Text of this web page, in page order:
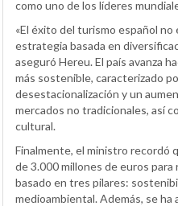
como uno de los líderes
«El éxito del turismo español no
estrategia basada en
aseguró Hereu. El país avanza
más sostenible, caracterizado
desestacionalización y un
mercados no tradicionales, así
cultural.
Finalmente, el ministro recordó
de 3.000 millones de euros
basado en tres pilares:
medioambiental. Además, se ha